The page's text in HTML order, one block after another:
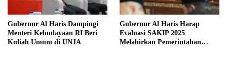
Gubernur Al Haris Dampingi
Menteri Kebudayaan RI Beri
Kuliah Umum di UNJA
Gubernur Al Haris Harap
Evaluasi SAKIP 2025
Melahirkan Pemerintahan